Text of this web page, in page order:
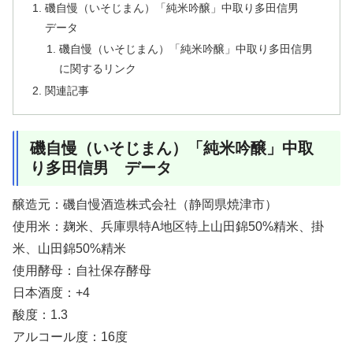
磯自慢（いそじまん）「純米吟醸」中取り多田信男
データ
磯自慢（いそじまん）「純米吟醸」中取り多田信男
に関するリンク
関連記事
磯自慢（いそじまん）「純米吟醸」中取
り多田信男 データ
醸造元：磯自慢酒造株式会社（静岡県焼津市）
使用米：麹米、兵庫県特A地区特上山田錦50%精米、掛
米、山田錦50%精米
使用酵母：自社保存酵母
日本酒度：+4
酸度：1.3
アルコール度：16度